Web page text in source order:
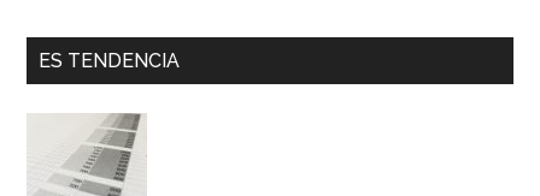
ES TENDENCIA